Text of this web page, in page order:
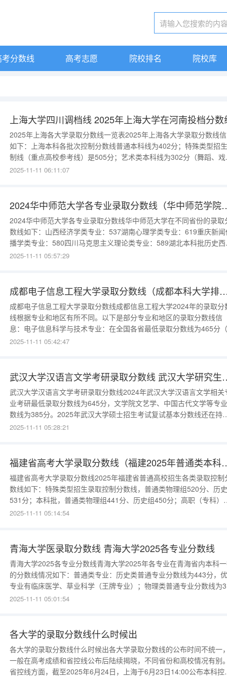
分数线 高考志愿 院校排名 院校库
上海大学四川调档线 2025年上海大学在河南投档分数
2025年上海各大学录取分数线一览表2025年上海各大学录取分数线
如下：上海本科各批次控制分数线普通本科线为402分；特殊类型招
制线（重点高校参考线）是505分；艺术类本科线为302分（舞蹈、
类220分）；体育类本科线为281分。上海本地高校录取分数参考复
2025-11-11 06:11:07
2024华中师范大学
2024华中师范大学各专业录取分数线华中师范大学在不同省份的录取
数线如下：山西经济学类专业：537湖南心理学类专业：619重庆新
播学类专业：580四川马克思主义理论类专业：589湖北本科批历史
牙语：591湖北本科批历史教育学类：595湖北本科批物理电子信息
2025-11-11 05:57:29
成都电子信息工程大学录取分数线
成都电子信息工程大学录取分数线成都信息工程大学2024年的录取分
线根据专业和地区有所不同。以下是部分专业和地区的录取分数线信
息：电子信息科学与技术专业：在全国各省最低录取分数线为465分
疆理科）。在其他地区，如江西物理类的最低分为583分，重庆物理
2025-11-11 05:42:47
武汉大学汉语言文
武汉大学汉语言文学考研录取分数线2024年武汉大学汉语言文学相关
业考研最低录取分数线为645分，文学院文艺学、中国古代文学等专
数线为385分。2025年武汉大学硕士招生考试复试基本分数线还在持
更新中。若想获取2025年相关准确信息，可关注武汉大学研究生招生
2025-11-11 05:28:21
福建省高考大学录
福建省高考大学录取分数线2025年福建省普通高校招生各类录取控制
数线如下：特殊类型招生录取控制分数线，普通类物理组520分、历
531分；本科批，普通类物理组441分、历史组450分；高职（专科）
批，普通类物理组235分、普通类历史组235分。2024年福建省各大
2025-11-11 05:14:54
青海大学医录取分数线 青海大学2025各专业分数线
青海大学2025各专业分数线青海大学2025年各专业在青海省内本科
的分数线情况如下：普通类专业：历史类普通专业分数线为443分，
专业有临床医学、草业科学（王牌专业）；物理类普通专业分数线为
分，优势专业有计算机科学与技术、金融学；物理类中外合作办学专
2025-11-11 05:01:54
各大学的录取分数线什么时候出
各大学的录取分数线什么时候出各大学录取分数线的公布时间不统一
一般在高考成绩和省控线公布后陆续揭晓，不同省份和高校情况有别
省控线方面，截至2025年6月24日，上海于6月23日14:00公布本科控